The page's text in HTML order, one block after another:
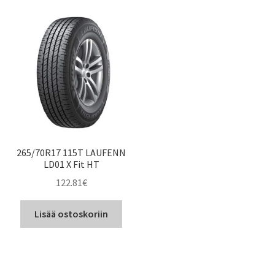
265/70R17 115T LAUFENN
LD01 X Fit HT
122.81€
Lisää ostoskoriin